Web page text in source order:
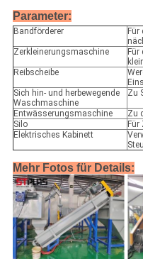
Parameter:
Bandförderer
Zerkleinerungsmaschine
Reibscheibe
Sich hin- und herbewegende
Waschmaschine
Zu
Entwässerungsmaschine
Zu
Silo
Für
Elektrisches Kabinett
Mehr Fotos für Details: